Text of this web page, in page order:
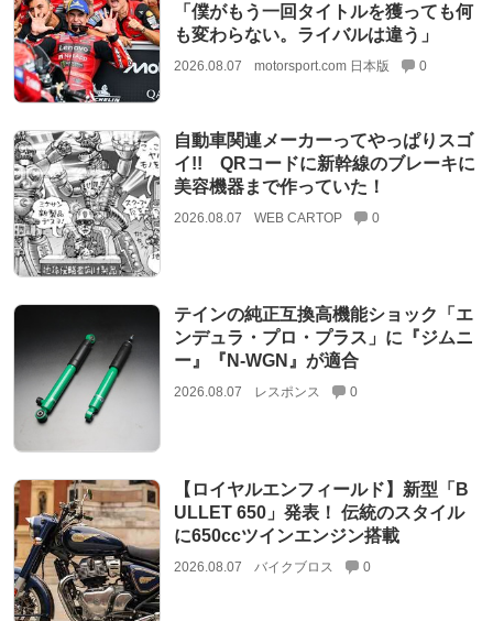
「僕がもう一回タイトルを獲っても何
も変わらない。ライバルは違う」
2026.08.07 motorsport.com 日本版 0
自動車関連メーカーってやっぱりスゴ
イ!! QRコードに新幹線のブレーキに
美容機器まで作っていた！
2026.08.07 WEB CARTOP 0
テインの純正互換高機能ショック「エ
ンデュラ・プロ・プラス」に『ジムニ
ー』『N-WGN』が適合
2026.08.07 レスポンス 0
【ロイヤルエンフィールド】新型「B
ULLET 650」発表！ 伝統のスタイル
に650ccツインエンジン搭載
2026.08.07 バイクブロス 0